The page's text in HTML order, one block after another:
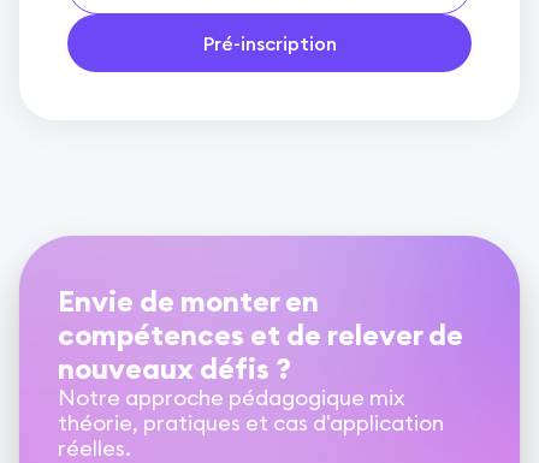
Pré-inscription
Envie de monter en
compétences et de relever de
nouveaux défis ?
Notre approche pédagogique mix
théorie, pratiques et cas d'application
réelles.